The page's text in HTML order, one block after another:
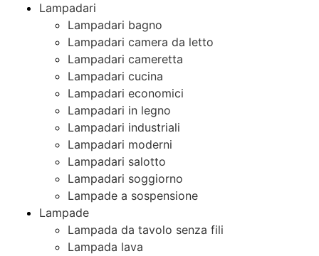
Lampadari
Lampadari bagno
Lampadari camera da letto
Lampadari cameretta
Lampadari cucina
Lampadari economici
Lampadari in legno
Lampadari industriali
Lampadari moderni
Lampadari salotto
Lampadari soggiorno
Lampade a sospensione
Lampade
Lampada da tavolo senza fili
Lampada lava